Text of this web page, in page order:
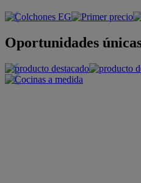
Oportunidades